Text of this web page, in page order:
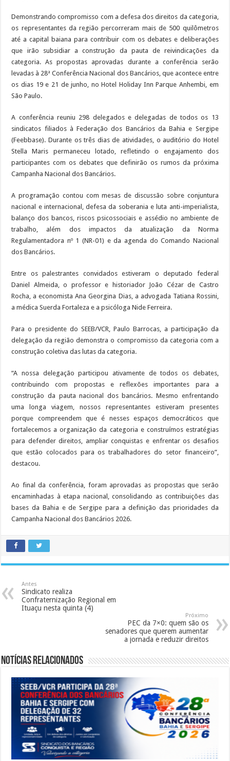
Demonstrando compromisso com a defesa dos direitos da categoria,
os representantes da região percorreram mais de 500 quilômetros
até a capital baiana para contribuir com os debates e deliberações
que irão subsidiar a construção da pauta de reivindicações da
categoria. As propostas aprovadas durante a conferência serão
levadas à 28ª Conferência Nacional dos Bancários, que acontece entre
os dias 19 e 21 de junho, no Hotel Holiday Inn Parque Anhembi, em
São Paulo.
A conferência reuniu 298 delegados e delegadas de todos os 13
sindicatos filiados à Federação dos Bancários da Bahia e Sergipe
(Feebbase). Durante os três dias de atividades, o auditório do Hotel
Stella Maris permaneceu lotado, refletindo o engajamento dos
participantes com os debates que definirão os rumos da próxima
Campanha Nacional dos Bancários.
A programação contou com mesas de discussão sobre conjuntura
nacional e internacional, defesa da soberania e luta anti-imperialista,
balanço dos bancos, riscos psicossociais e assédio no ambiente de
trabalho, além dos impactos da atualização da Norma
Regulamentadora nº 1 (NR-01) e da agenda do Comando Nacional
dos Bancários.
Entre os palestrantes convidados estiveram o deputado federal
Daniel Almeida, o professor e historiador João Cézar de Castro
Rocha, a economista Ana Georgina Dias, a advogada Tatiana Rossini,
a médica Suerda Fortaleza e a psicóloga Nide Ferreira.
Para o presidente do SEEB/VCR, Paulo Barrocas, a participação da
delegação da região demonstra o compromisso da categoria com a
construção coletiva das lutas da categoria.
“A nossa delegação participou ativamente de todos os debates,
contribuindo com propostas e reflexões importantes para a
construção da pauta nacional dos bancários. Mesmo enfrentando
uma longa viagem, nossos representantes estiveram presentes
porque compreendem que é nesses espaços democráticos que
fortalecemos a organização da categoria e construímos estratégias
para defender direitos, ampliar conquistas e enfrentar os desafios
que estão colocados para os trabalhadores do setor financeiro”,
destacou.
Ao final da conferência, foram aprovadas as propostas que serão
encaminhadas à etapa nacional, consolidando as contribuições das
bases da Bahia e de Sergipe para a definição das prioridades da
Campanha Nacional dos Bancários 2026.
Antes
Sindicato realiza
Confraternização Regional em
Ituaçu nesta quinta (4)
Próximo
PEC da 7×0: quem são os
senadores que querem aumentar
a jornada e reduzir direitos
Notícias Relacionados